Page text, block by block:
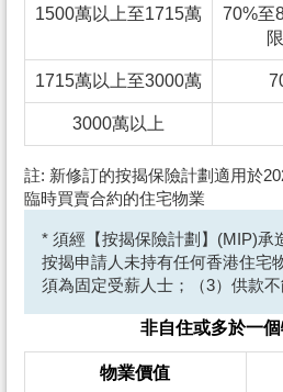
1500萬以上至1715萬
70%至
1715萬以上至3000萬
3000萬以上
註: 新修訂的按揭保險計劃適用於
臨時買賣合約的住宅物業
* 須經【按揭保險計劃】(MIP)承
按揭申請人未持有任何香港住宅
須為固定受薪人士；（3）供款
非自住或多於一
物業價值